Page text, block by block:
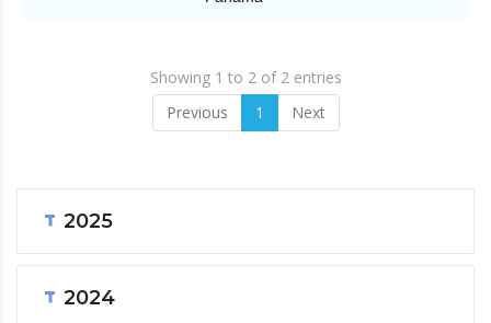
Showing 1 to 2 of 2 entries
Previous
1 Next
2025
2024